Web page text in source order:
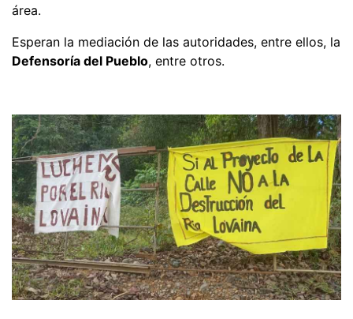
área.
Esperan la mediación de las autoridades, entre ellos, la
Defensoría del Pueblo, entre otros.